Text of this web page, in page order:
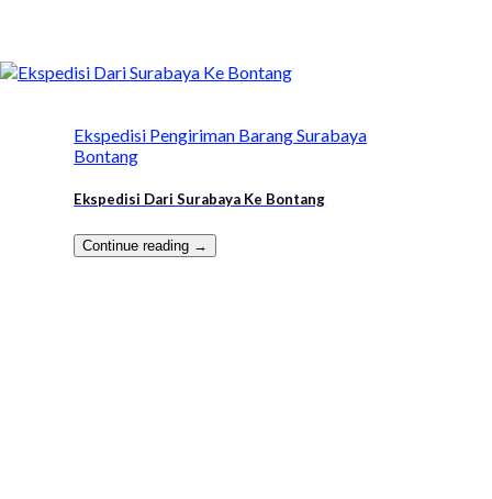
Ekspedisi Pengiriman Barang Surabaya
Bontang
Ekspedisi Dari Surabaya Ke Bontang
Continue reading →